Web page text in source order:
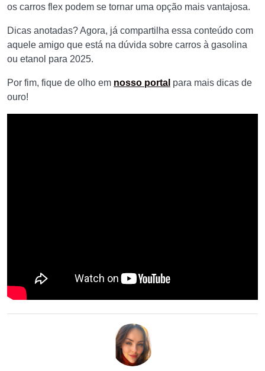
os carros flex podem se tornar uma opção mais vantajosa.
Dicas anotadas? Agora, já compartilha essa conteúdo com
aquele amigo que está na dúvida sobre carros à gasolina
ou etanol para 2025.
Por fim, fique de olho em nosso portal para mais dicas de
ouro!